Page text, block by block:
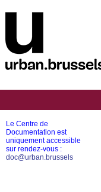
Le Centre de
Documentation est
uniquement accessible
sur rendez-vous :
doc@urban.brussels